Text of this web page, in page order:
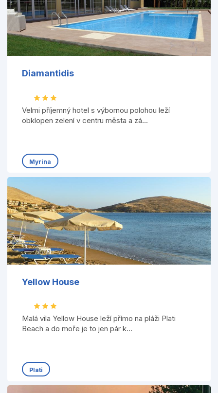
Diamantidis
Velmi příjemný hotel s výbornou polohou leží
obklopen zelení v centru města a zá...
Myrina
Yellow House
Malá vila Yellow House leží přímo na pláži Plati
Beach a do moře je to jen pár k...
Plati